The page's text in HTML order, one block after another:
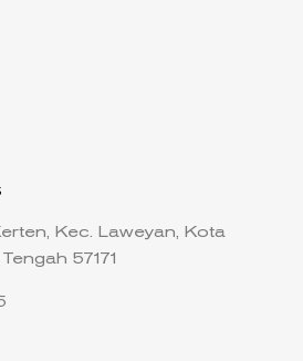
Kec. Laweyan, Kota
57171